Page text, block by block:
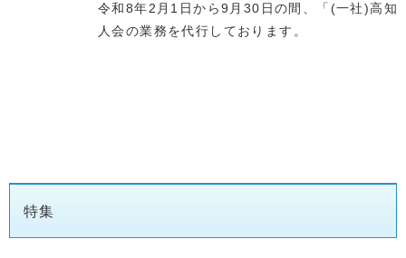
令和8年2月1日から9月30日の間、「(一社)高知
人会の業務を代行しております。
日時：令和8年2月27日
特集